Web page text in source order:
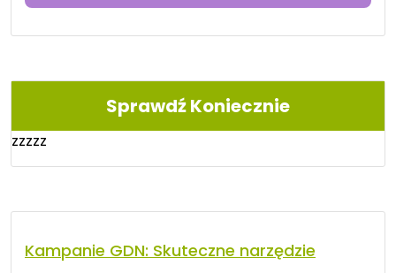
Sprawdź Koniecznie
zzzzz
Kampanie GDN: Skuteczne narzędzie